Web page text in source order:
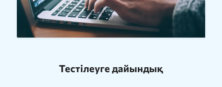
Тестілеуге дайындық